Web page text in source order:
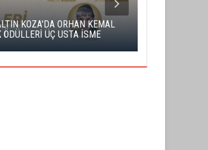
KOZA'DA ORHAN KEMAL
ÖDÜLLERİ ÜÇ USTA İSME